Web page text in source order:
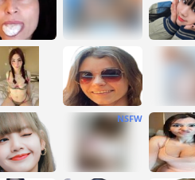
NSFW